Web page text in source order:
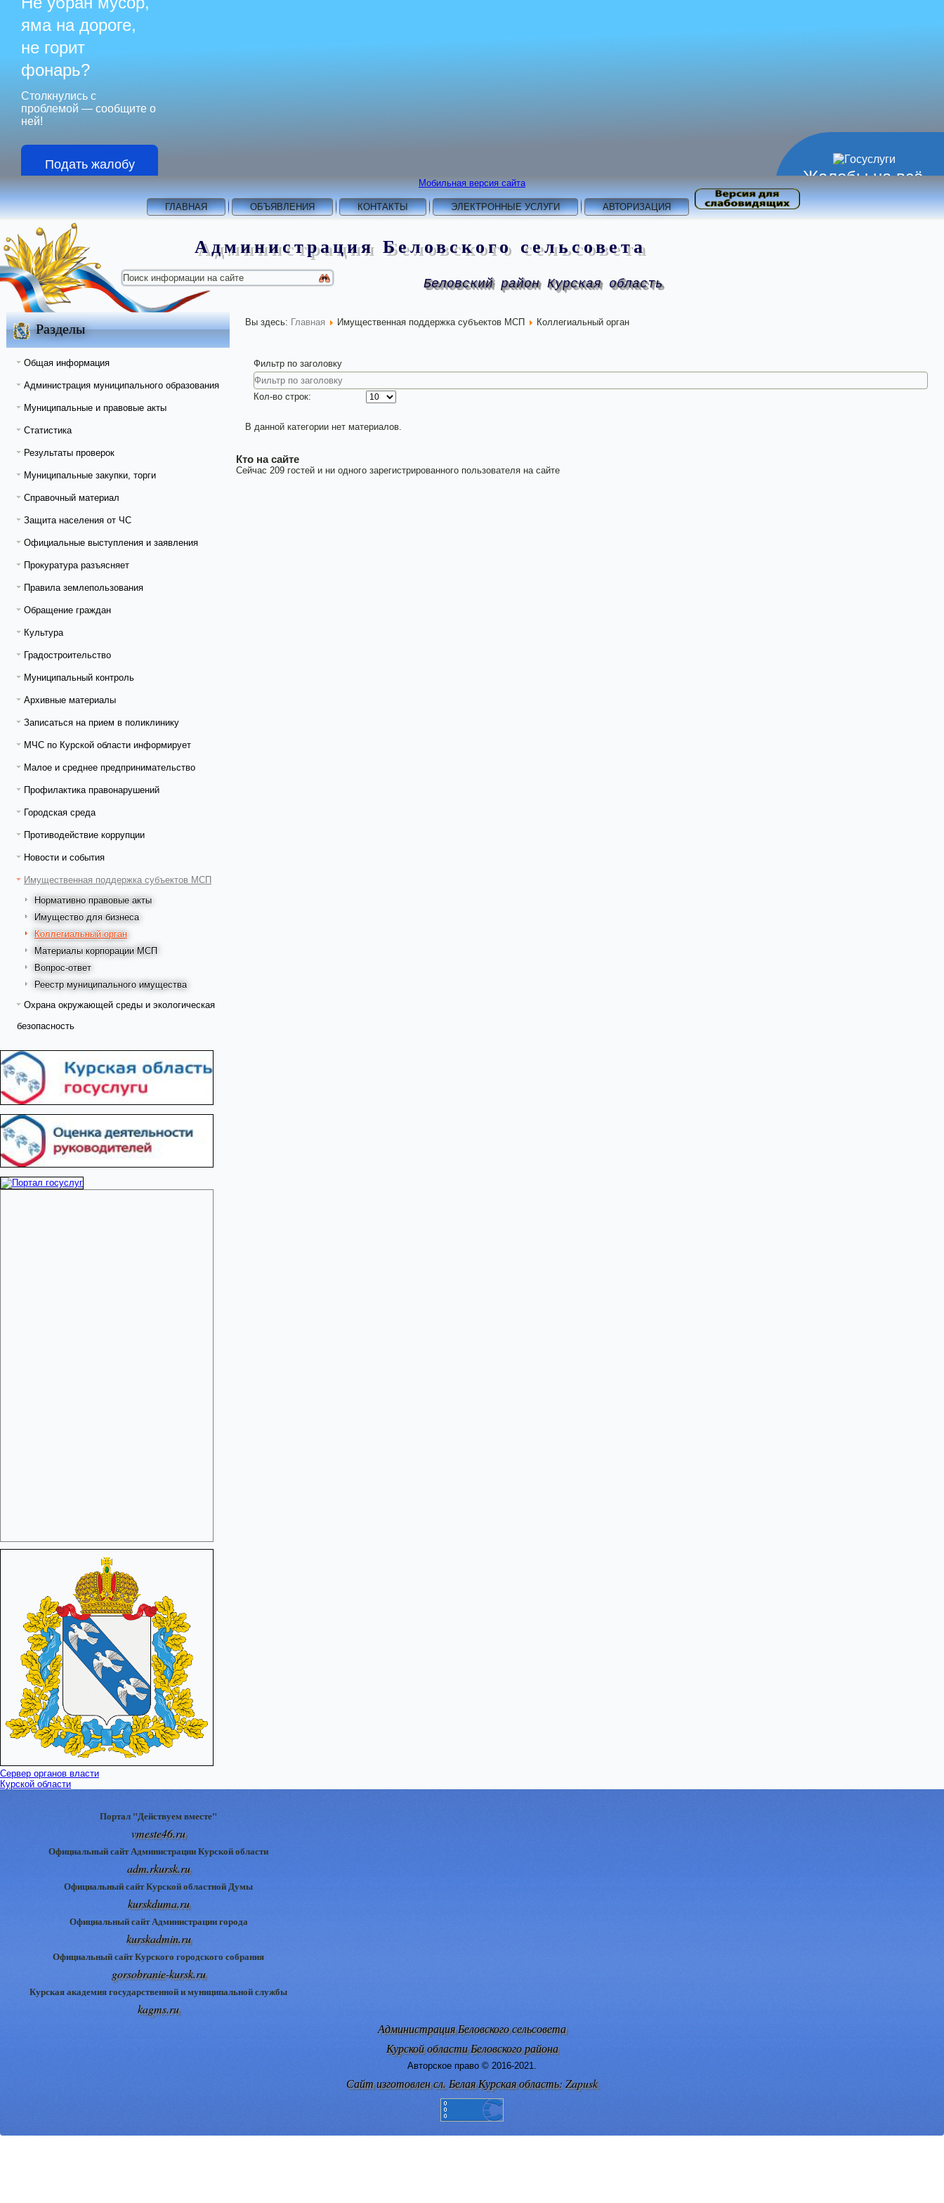
Жалобы на всё
яма на дороге,
не горит
фонарь?
Столкнулись с
проблемой — сообщите о
ней!
Подать жалобу
Мобильная версия сайта
ГЛАВНАЯ ОБЪЯВЛЕНИЯ КОНТАКТЫ ЭЛЕКТРОННЫЕ УСЛУГИ АВТОРИЗАЦИЯ
Администрация Беловского сельсовета
Беловский район Курская область
Разделы
Общая информация
Администрация муниципального образования
Муниципальные и правовые акты
Статистика
Результаты проверок
Муниципальные закупки, торги
Справочный материал
Защита населения от ЧС
Официальные выступления и заявления
Прокуратура разъясняет
Правила землепользования
Обращение граждан
Культура
Градостроительство
Муниципальный контроль
Архивные материалы
Записаться на прием в поликлинику
МЧС по Курской области информирует
Малое и среднее предпринимательство
Профилактика правонарушений
Городская среда
Противодействие коррупции
Новости и события
Имущественная поддержка субъектов МСП
Нормативно правовые акты
Имущество для бизнеса
Коллегиальный орган
Материалы корпорации МСП
Вопрос-ответ
Реестр муниципального имущества
Охрана окружающей среды и экологическая
безопасность
Сервер органов власти
Курской области
Вы здесь: Главная Имущественная поддержка субъектов МСП Коллегиальный орган
Фильтр по заголовку
Кол-во строк:
В данной категории нет материалов.
Кто на сайте
Сейчас 209 гостей и ни одного зарегистрированного пользователя на сайте
Портал "Действуем вместе"
vmeste46.ru
Официальный сайт Администрации Курской области
adm.rkursk.ru
Официальный сайт Курской областной Думы
kurskduma.ru
Официальный сайт Администрации города
kurskadmin.ru
Официальный сайт Курского городского собрания
gorsobranie-kursk.ru
Курская академия государственной и муниципальной службы
kagms.ru
Администрация Беловского сельсовета
Курской области Беловского района
Авторское право © 2016-2021.
Сайт изготовлен сл. Белая Курская область: Zapusk